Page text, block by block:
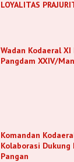
LOYALITAS
Wadan Kodaeral
Pangdam XXIV/
Komandan
Kolaborasi
Pangan